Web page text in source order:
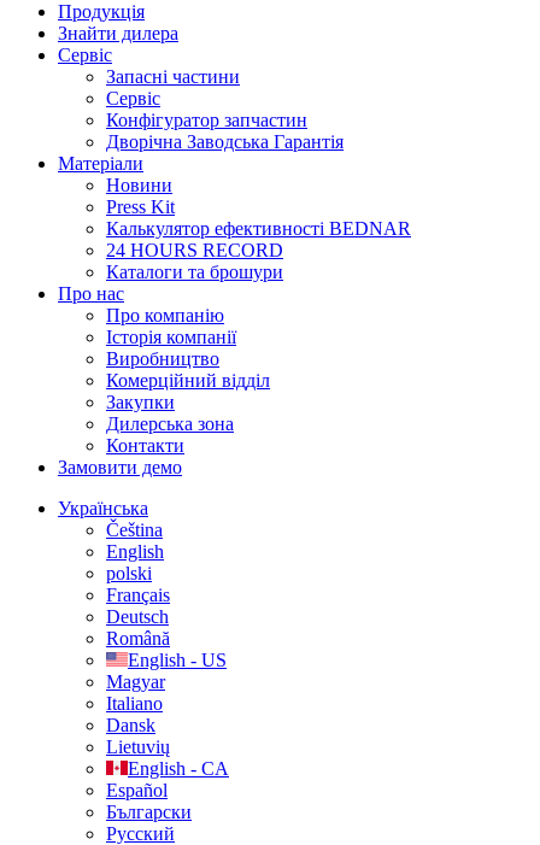
Продукція
Знайти дилера
Сервіс
Запасні частини
Сервіс
Конфігуратор запчастин
Дворічна Заводська Гарантія
Матеріали
Новини
Press Kit
Калькулятор ефективності BEDNAR
24 HOURS RECORD
Каталоги та брошури
Про нас
Про компанію
Історія компанії
Виробництво
Комерційний відділ
Закупки
Дилерська зона
Контакти
Замовити демо
Українська
Čeština
English
polski
Français
Deutsch
Română
English - US
Magyar
Italiano
Dansk
Lietuvių
English - CA
Español
Български
Русский